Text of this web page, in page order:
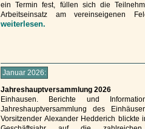
ein Termin fest, füllen sich die
Arbeitseinsatz am vereinseigenen
weiterlesen.
Januar 2026:
Jahreshauptversammlung 2026
Einhausen. Berichte und
Jahreshauptversammlung des
Vorsitzender Alexander Hedderich